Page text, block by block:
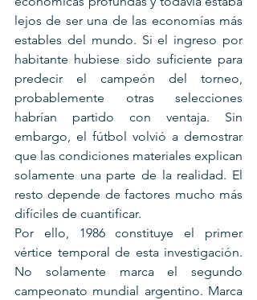
lejos de ser una de las economías más
estables del mundo. Si el ingreso por
habitante hubiese sido suficiente para
predecir el campeón del torneo,
probablemente otras selecciones
habrían partido con ventaja. Sin
embargo, el fútbol volvió a demostrar
que las condiciones materiales explican
solamente una parte de la realidad. El
resto depende de factores mucho más
difíciles de cuantificar.
Por ello, 1986 constituye el primer
vértice temporal de esta investigación.
No solamente marca el segundo
campeonato mundial argentino. Marca